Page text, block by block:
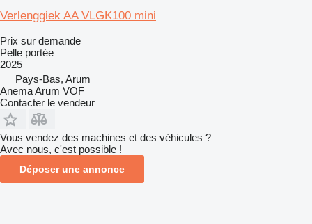
Verlenggiek AA VLGK100 mini
Prix sur demande
Pelle portée
2025
Pays-Bas, Arum
Anema Arum VOF
Contacter le vendeur
Vous vendez des machines et des véhicules ?
Avec nous, c'est possible !
Déposer une annonce